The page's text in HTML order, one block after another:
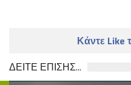
Κάντε Like
ΔΕΙΤΕ ΕΠΙΣΗΣ...